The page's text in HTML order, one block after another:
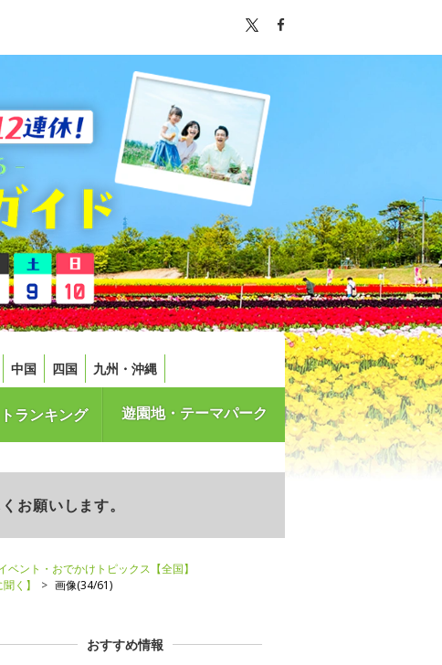
中国 四国 九州・沖縄
ランキング 遊園地・テーマパーク
お願いします。
ベント・おでかけトピックス【全国】
く】
画像(34/61)
おすすめ情報